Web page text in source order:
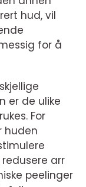
hud, vil
for å
er de ulike
For
huden
arr
peelinger